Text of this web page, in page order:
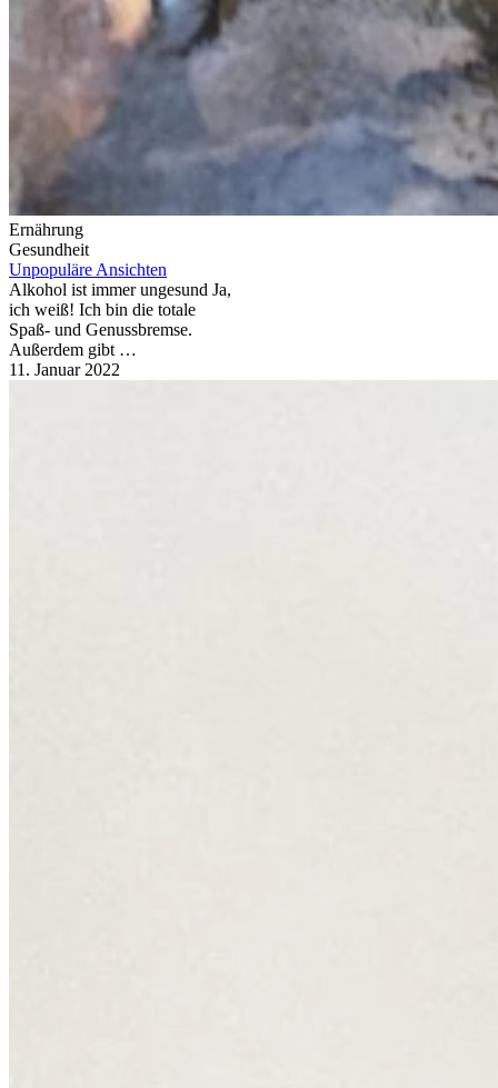
Ernährung
Gesundheit
Unpopuläre Ansichten
Alkohol ist immer ungesund Ja,
ich weiß! Ich bin die totale
Spaß- und Genussbremse.
Außerdem gibt …
11. Januar 2022